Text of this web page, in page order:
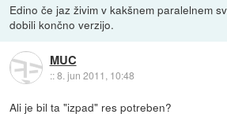
Edino če jaz živim v kakšnem paralelnem
dobili končno verzijo.
MUC
::8. jun 2011, 10:48
Ali je bil ta "izpad" res potreben?